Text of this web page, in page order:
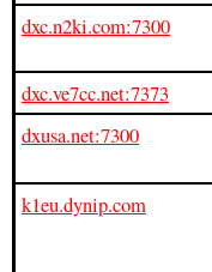
dxc.n2ki.com:7300
dxc.ve7cc.net:7373
dxusa.net:7300
k1eu.dynip.com